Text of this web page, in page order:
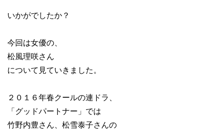
いかがでしたか？
今回は女優の、
松風理咲さん
について見ていきました。
２０１６年春クールの連ドラ、
「グッドパートナー」では
竹野内豊さん、松雪泰子さんの